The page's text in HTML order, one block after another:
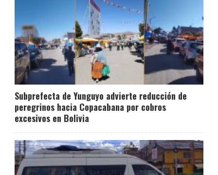
Subprefecta de Yunguyo advierte reducción de
peregrinos hacia Copacabana por cobros
excesivos en Bolivia